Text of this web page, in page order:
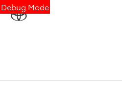
Debug Mode